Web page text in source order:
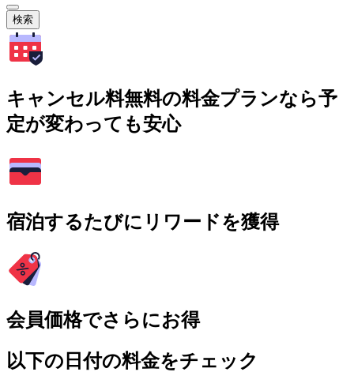
検索
キャンセル料無料の料金プランなら予
定が変わっても安心
宿泊するたびにリワードを獲得
会員価格でさらにお得
以下の日付の料金をチェック